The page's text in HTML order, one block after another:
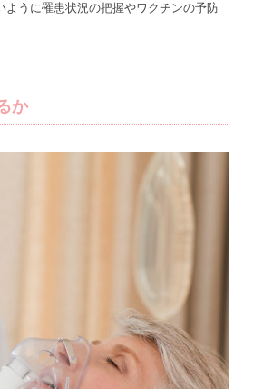
うに罹患状況の把握やワクチンの予防
か